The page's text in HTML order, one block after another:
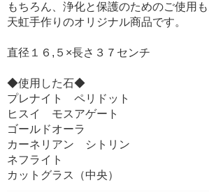
もちろん、浄化と保護のためのご使用も
天虹手作りのオリジナル商品です。
直径１６,５×長さ３７センチ
◆使用した石◆
プレナイト ペリドット
ヒスイ モスアゲート
ゴールドオーラ
カーネリアン シトリン
ネフライト
カットグラス（中央）